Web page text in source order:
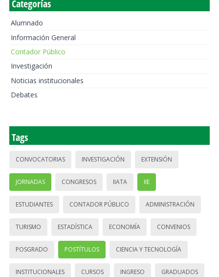
Categorías
Alumnado
Información General
Contador Público
Investigación
Noticias institucionales
Debates
Tags
CONVOCATORIAS INVESTIGACIÓN EXTENSIÓN
JORNADAS CONGRESOS IIATA IIE
ESTUDIANTES CONTADOR PÚBLICO ADMINISTRACIÓN
TURISMO ESTADÍSTICA ECONOMÍA CONVENIOS
POSGRADO POSTÍTULOS CIENCIA Y TECNOLOGÍA
INSTITUCIONALES CURSOS INGRESO GRADUADOS